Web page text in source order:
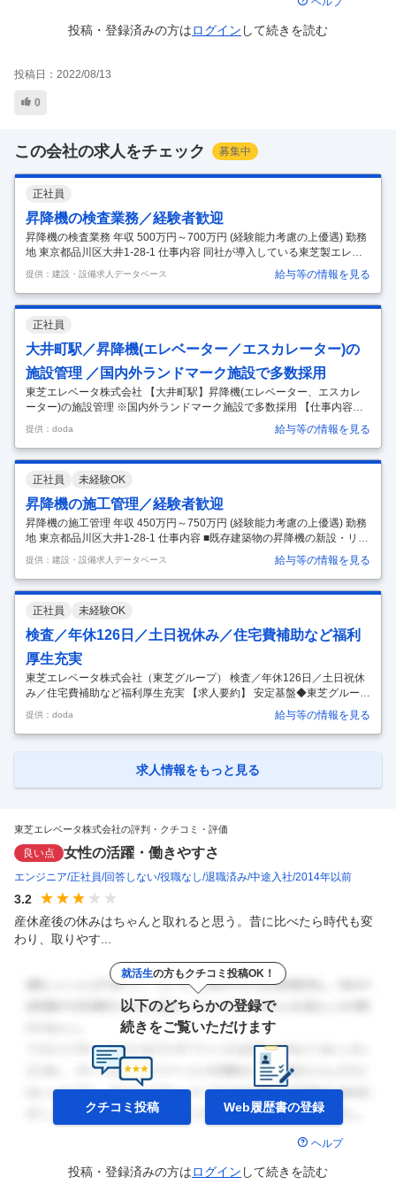
投稿・登録済みの方はログイン して続きを読む
投稿日： 2022/08/13
0
この会社の求人をチェック 募集中
正社員
昇降機の検査業務／経験者歓迎
昇降機の検査業務 年収 500万円～700万円 (経験能力考慮の上優遇) 勤務
地 東京都品川区大井1-28-1 仕事内容 同社が導入している東芝製エレベ
ーター・エスカレーターに対し、建築基準法に基づいて定期検査を行
い、性能や安全性をの確認業務を担当していただきます。 【具体的に
は】 ■制御装置や電気系統の点検・測定(絶縁抵抗測定など) ■巻き上げ
機、ワイヤーロープ、走行路などの部品の点検 ■ピット内部の点検 ■動
作状況の確認 ■検査結果の記録や報告書作成 ■行政庁への報告業務 など
※不具合や異常の発見時には、その場で修理・調整ができそうなもので
あれば適宜対応。別途での対応が必要なケースであれ…
提供：建設・設備求人データベース 給与等の情報を見る
正社員
大井町駅／昇降機(エレベーター／エスカレーター)の
施設管理 ／国内外ランドマーク施設で多数採用
東芝エレベータ株式会社 【大井町駅】昇降機(エレベーター、エスカレ
ーター)の施設管理 ※国内外ランドマーク施設で多数採用 【仕事内容】
【大井町駅】昇降機(エレベーター、エスカレーター)の施設管理 ※国内
外ランドマーク施設で多数採用 【具体的な仕事内容】 【オフィス、高層
マンション、駅や病院など、国内外の施設で当社のエレベーター、エス
カレーターが多数採用されています／平均勤続年数19.6年】 ■業務概
要： 昇降機(エレベーター・エスカレーター)の新設もしくはリニューア
ル工事の施工管理を行います。 ・工事の事前調査、事前手配 ・営業、技
術など他部署との折衝、調整 ・工事スタート後の監督、監理など
提供：doda 給与等の情報を見る
正社員 未経験OK
昇降機の施工管理／経験者歓迎
昇降機の施工管理 年収 450万円～750万円 (経験能力考慮の上優遇) 勤務
地 東京都品川区大井1-28-1 仕事内容 ■既存建築物の昇降機の新設・リニ
ューアル工事の施工管理を担当していただきます。 【具体的には】 同社
の主力事業は、昇降機を納入している顧客を中心に、マンション・オフ
ィスビル・商業施設等の設備全般のリニューアル工事を受注していま
す。 顧客のニーズによっては新設工事の受注もあり、その担当をしてい
ただく可能性もあります。（新設工事では下請け、リニューアル工事で
は元請け工事を多く受注しています） ・案件種類：マンションやオフィ
スビル等 ・製品：東芝製品の昇降機 ・案件エリア：東京都…
提供：建設・設備求人データベース 給与等の情報を見る
正社員 未経験OK
検査／年休126日／土日祝休み／住宅費補助など福利
厚生充実
東芝エレベータ株式会社（東芝グループ） 検査／年休126日／土日祝休
み／住宅費補助など福利厚生充実 【求人要約】 安定基盤◆東芝グループ
の一員として昇降機業界を牽引 技術を磨く◆独自の研修センターや資格
取得サポート有 働きやすさ◆年休126日・土日祝休み・福利厚生充実 12
万台のエレベーター・エスカレーターの安全を守る スキルとスケールを
るほど、 「スキルの範囲をもっと広げてみたい」 「よりスケールの大き
提供：doda 給与等の情報を見る
求人情報をもっと見る
東芝エレベータ株式会社の評判・クチコミ・評価
良い点 女性の活躍・働きやすさ
エンジニア 正社員 回答しない 役職なし 退職済み 中途入社 2014年以前
3.2
産休産後の休みはちゃんと取れると思う。昔に比べたら時代も変
わり、取りやす...
就活生の方もクチコミ投稿OK！
以下のどちらかの登録で
続きをご覧いただけます
クチコミ投稿 Web履歴書の登録
ヘルプ
投稿・登録済みの方はログイン して続きを読む